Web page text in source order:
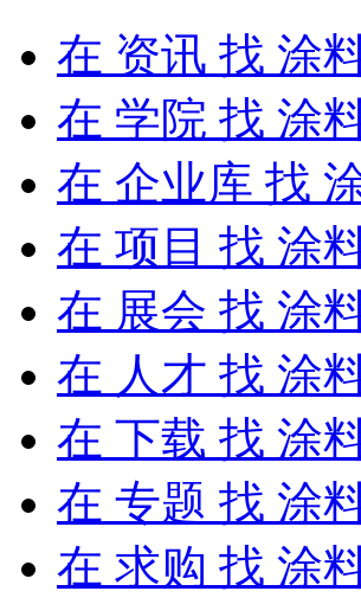
在 资讯 找 涂
在 学院 找 涂
在 企业库 找
在 项目 找 涂
在 展会 找 涂
在 人才 找 涂
在 下载 找 涂
在 专题 找 涂
在 求购 找 涂